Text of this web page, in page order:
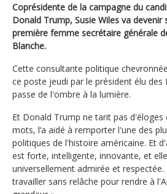
Coprésidente de la campagne du
Donald Trump, Susie Wiles va devenir
première femme secrétaire générale
Blanche.
Cette consultante politique
ce poste jeudi par le président élu des
passe de l'ombre à la lumière.
Et Donald Trump ne tarit pas d'éloges
mots, l’a aidé à remporter l'une des
politiques de l'histoire américaine. Et
est forte, intelligente, innovante, et
universellement admirée et respectée.
travailler sans relâche pour rendre à